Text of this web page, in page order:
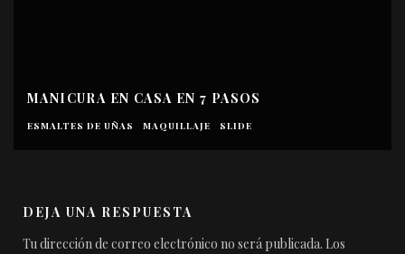
MANICURA EN CASA EN 7 PASOS
ESMALTES DE UÑAS MAQUILLAJE SLIDE
DEJA UNA RESPUESTA
Tu dirección de correo electrónico no será publicada. Los